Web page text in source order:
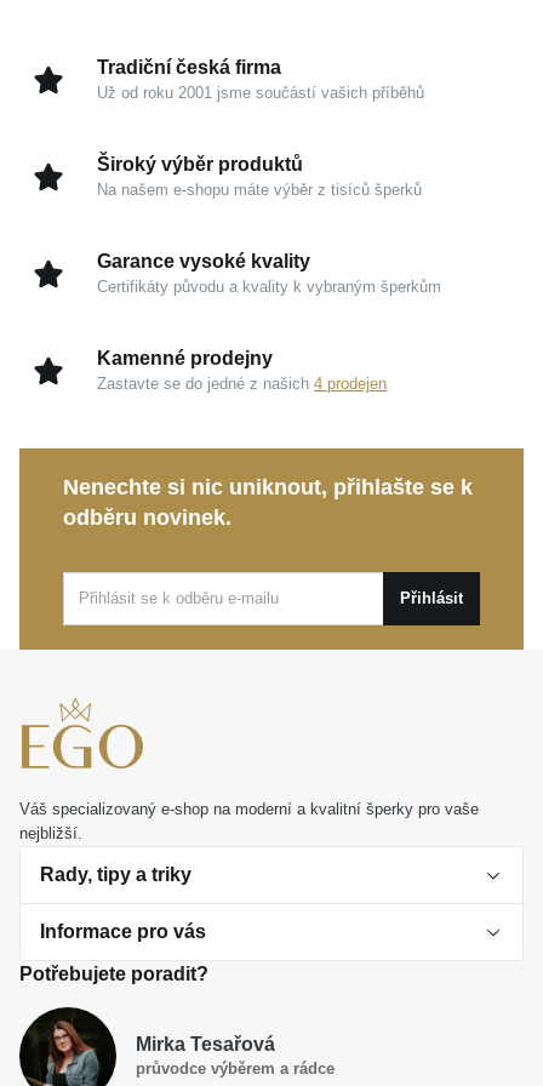
sofistikovaně odrážel váš vytříbený vkus.
Žluté zlato 585/1000:Klasický a vysoce odolný
Zářivý lesk:
Precizní povrchová úprava zachycuje
Nadčasový design:Čisté řetízkové provedení
Udělejte radost sobě, nebo věnujte tento šperk jako
osobní dárek ženě, na které vám záleží.
Tradiční česká firma
Už od roku 2001 jsme součástí vašich příběhů
Široký výběr produktů
Na našem e-shopu máte výběr z tisíců šperků
Garance vysoké kvality
Certifikáty původu a kvality k vybraným šperkům
Kamenné prodejny
Zastavte se do jedné z našich 4 prodejen
Nenechte si nic uniknout, přihlašte se k
odběru novinek.
Přihlásit
Váš specializovaný e-shop na moderní a kvalitní šperky pro vaše
nejbližší.
Rady, tipy a triky
O perlách
Jak vybrat perlový šperk
Dárková inspirace
Informace pro vás
Obchodní podmínky
Potřebujete poradit?
Mirka Tesařová
průvodce výběrem a rádce